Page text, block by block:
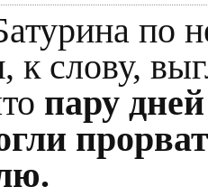
по
к слову,
пару